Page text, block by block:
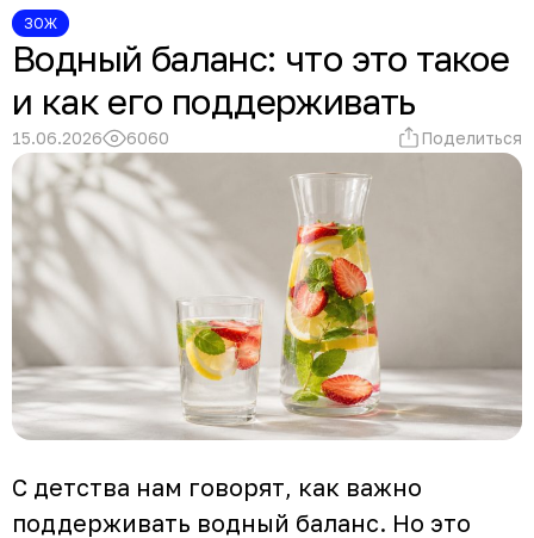
ЗОЖ
Водный баланс: что это такое
и как его поддерживать
15.06.2026 6060 Поделиться
С детства нам говорят, как важно
поддерживать водный баланс. Но это